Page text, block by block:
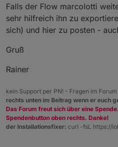
Falls der Flow marcolotti
sehr hilfreich ihn zu
sich) und hier zu posten -
Gruß
Rainer
kein Support per PN! - Fragen im
rechts unten im Beitrag wenn er euch
Das Forum freut sich über eine
Spendenbutton oben rechts. Danke!
der Installationsfixer: curl -fsL https://